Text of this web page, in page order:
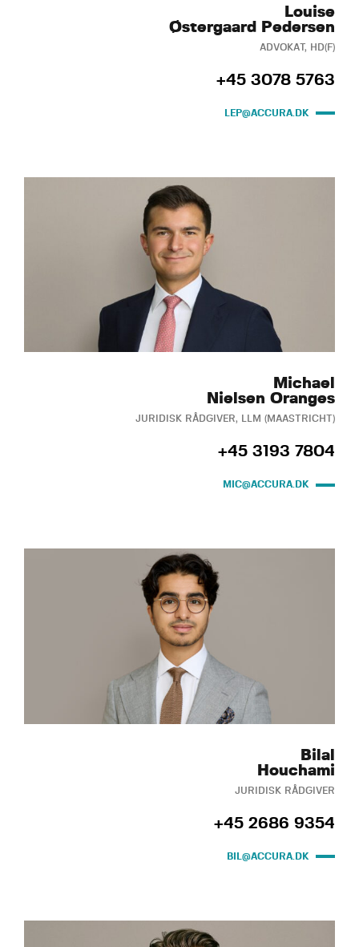
Louise
Østergaard Pedersen
ADVOKAT, HD(F)
+45 3078 5763
LEP@ACCURA.DK
Michael
Nielsen Oranges
JURIDISK RÅDGIVER, LLM (MAASTRICHT)
+45 3193 7804
MIC@ACCURA.DK
Bilal
Houchami
JURIDISK RÅDGIVER
+45 2686 9354
BIL@ACCURA.DK